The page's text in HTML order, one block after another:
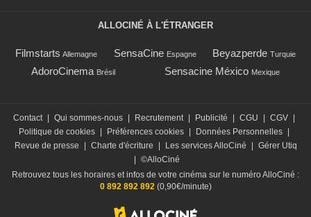
ALLOCINÉ À L'ÉTRANGER
Filmstarts Allemagne SensaCine Espagne Beyazperde Turquie
AdoroCinema Brésil Sensacine México Mexique
Contact Qui sommes-nous Recrutement Publicité CGU CGV
Politique de cookies
Préférences cookies Données Personnelles
Revue de presse
Charte d'écriture Les services AlloCiné
Gérer Utiq
©AlloCiné
Retrouvez tous les horaires et infos de votre cinéma sur le numéro AlloCiné :
0 892 892 892(0,90€/minute)